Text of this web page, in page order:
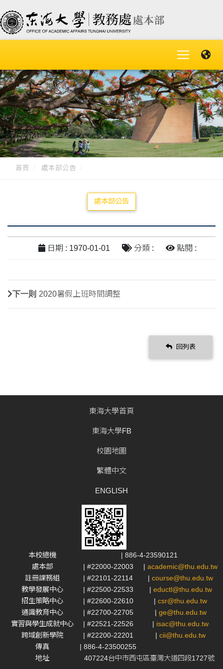
首頁 處本部公告
處本部公告
日期 : 1970-01-01 分類 : 點閱 :
下一則 2020暑假上班時間調整
回列表
東海大學首頁
東海大學FB
校園地圖
繁體中文
ENGLISH
本校總機
| 886-4-23590121
處本部
| #22000-22003 | academic@thu.edu.tw
註冊課務組
| #22101-22114 | course@thu.edu.tw
教學發展中心
| #22500-22533 | eductl@thu.edu.tw
招生策略中心
| #22600-22610 | csr@thu.edu.tw
通識教育中心
| #22700-22705 | ge@thu.edu.tw
實習與學生成就中心
| #22521-22526 | isac@thu.edu.tw
跨域創新學院
| #22200-22201 | cii@thu.edu.tw
傳真
| 886-4-23500255
地址
407224台中市西屯區臺灣大道四段1727號